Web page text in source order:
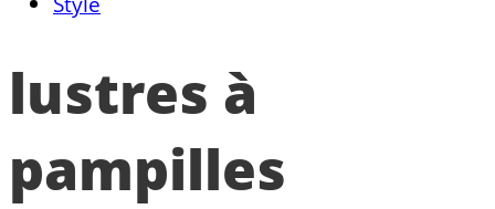
lustres à
pampilles